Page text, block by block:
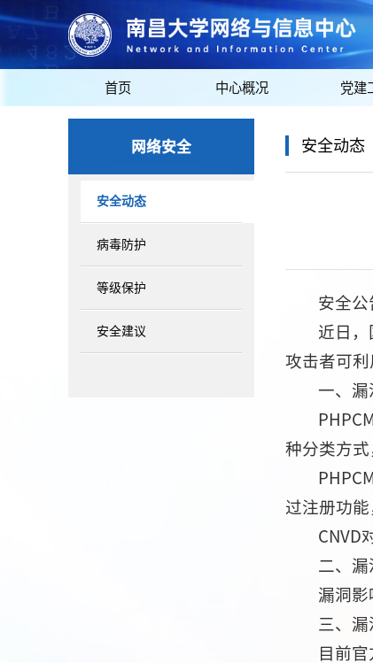
首页 中心概况 党建
网络安全
安全动态
病毒防护
等级保护
安全建议
安全动态
安全公
近日，
攻击者可利
一、漏
种分类方式
过注册功
CNVD
二、漏
漏洞影
三、漏
目前